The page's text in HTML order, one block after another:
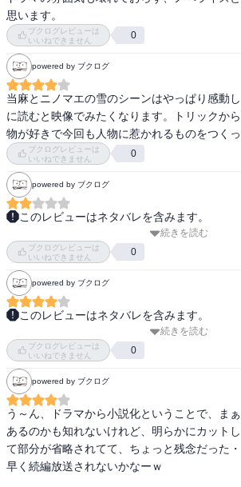
思います。
ブクログレビューは
いいねできません
0
powered by ブクログ
当麻とニノマエの雪のシーンはやっぱり感動
に読むと映像でみたくなります。トリックか
物が好きで今回も人物に惹かれるものをつくっ
ブクログレビューは
いいねできません
0
powered by ブクログ
このレビューはネタバレを含みます。
ドラマを観ていないと、面白くないようにおも
また、説明不足の点(布で覆われた何かという
るものが、その次にはレモンタワーに変わっ
未視聴のまま読むとさっぱりわからない。
正にファンの為の一冊。
続きを読む
ブクログレビューは
いいねできません
0
powered by ブクログ
このレビューはネタバレを含みます。
当麻の瀬文への気持ちがはっきりわかって
ドラマとは違う当麻が見られた気がする。
野々村係長も君たちを選んだのは自分だってい
かっこいいところがよかった。
ドラマだとなんかキャラが落ち着かなかった
天才キャラと天然キャラが同居するのはケイ
口の悪いキャラが混じると天然が本当なのか
続きを読む
ブクログレビューは
いいねできません
0
powered by ブクログ
う～ん、ドラマから小説化ということで、ま
あるのかも知れないけれど、明らかにカット
て部分が省略されてて、ちょっと残念だった・
早く続編放送されないかなーｗ